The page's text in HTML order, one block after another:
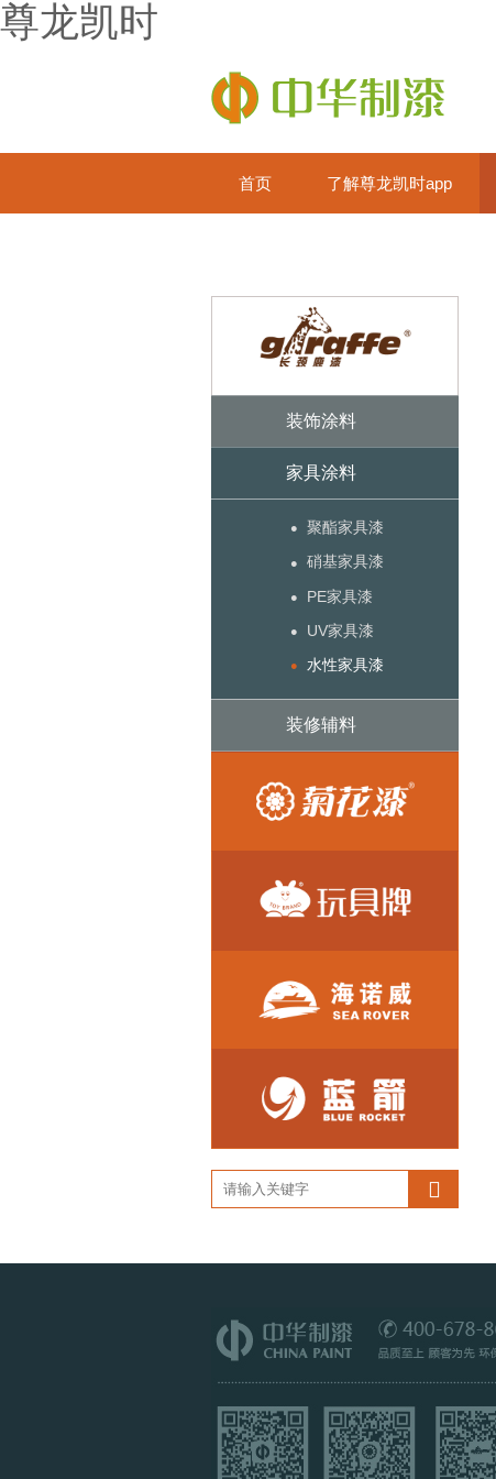
尊龙凯时
首页 了解尊龙凯时app
装饰涂料
家具涂料
• 聚酯家具漆
• 硝基家具漆
• PE家具漆
• UV家具漆
• 水性家具漆
装修辅料